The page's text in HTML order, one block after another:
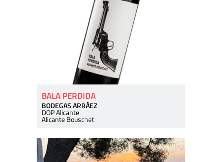
BALA PERDIDA
BODEGAS ARRÁEZ
DOP Alicante
Alicante Bouschet